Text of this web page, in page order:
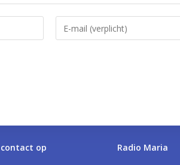
op Radio Maria